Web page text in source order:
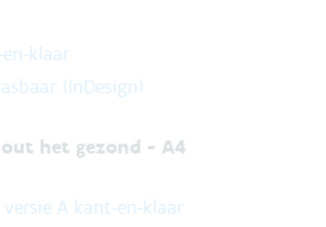
klaar
(InDesign)
het gezond - A4
A kant-en-klaar